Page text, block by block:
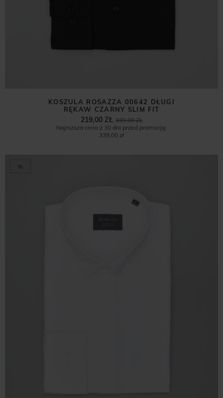
KOSZULA ROSAZZA 00642 DŁUGI
RĘKAW CZARNY SLIM FIT
339,00 ZŁ
219,00 ZŁ
Najniższa cena z 30 dni przed promocją:
339,00 zł
%